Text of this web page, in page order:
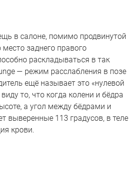
в салоне, помимо продвинутой
заднего правого
раскладываться в так
— режим расслабления в позе
ещё называет это «нулевой
то, что когда колени и бёдра
а угол между бёдрами и
выверенные 113 градусов, в теле
крови.